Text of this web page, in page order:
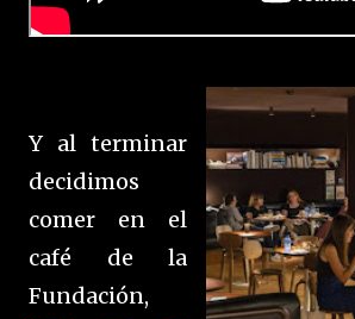
Y al terminar
decidimos
comer en el
café de la
Fundación,